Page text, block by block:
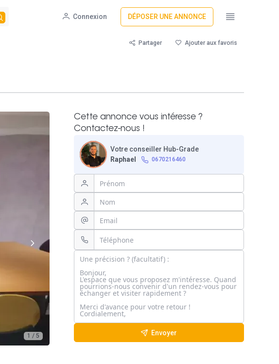
Connexion DÉPOSER UNE ANNONCE
Partager Ajouter aux favoris
1 / 5
Cette annonce vous intéresse ?
Contactez-nous !
Votre conseiller Hub-Grade
Raphael
0670216460
Envoyer